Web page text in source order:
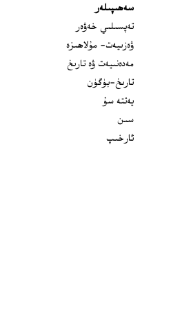
سەھىپىلەر
تەپسىلىي خەۋەر
ۋەزىيەت- مۇلاھىزە
مەدەنىيەت ۋە تارىخ
تارىخ-بۈگۈن
يەتتە سۇ
سىن
ئارخىپ